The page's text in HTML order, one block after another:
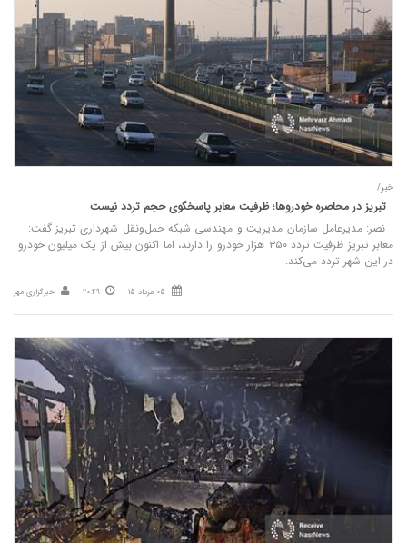
خبر/
تبریز در محاصره خودروها؛ ظرفیت معابر پاسخگوی حجم تردد نیست
نصر: مدیرعامل سازمان مدیریت و مهندسی شبکه حمل‌ونقل شهرداری تبریز گفت:
معابر تبریز ظرفیت تردد ۳۵۰ هزار خودرو را دارند، اما اکنون بیش از یک میلیون خودرو
در این شهر تردد می‌کند.
05 مرداد 15 20:49 خبرگزاری مهر